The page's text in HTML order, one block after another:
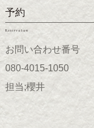
予約
Reservation
お問い合わせ番号
080-4015-1050
担当;櫻井